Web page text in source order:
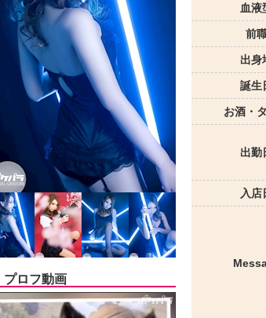
プロフ動画
血液
前
出身
誕生
お酒・
出勤
入店